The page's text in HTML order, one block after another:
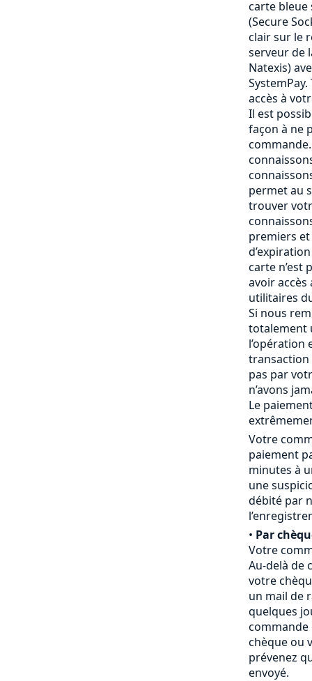
carte bleue
(Secure
clair sur le
serveur de
Natexis)
accès à
Il est
façon à ne
permet au
trouver
premiers
carte n’est
avoir
utilitaires
Si nous
totalement
l’opération
transaction
pas par
n’avons
Le
Votre
paiement
minutes à
une
débité par
• Par
Votre
Au-delà de
votre
un mail de
quelques
chèque ou
prévenez
envoyé.